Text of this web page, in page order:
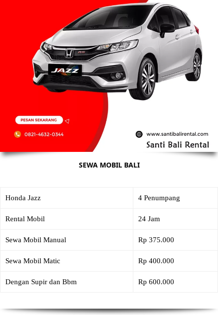
SEWA MOBIL BALI
Honda Jazz 4 Penumpang
Rental Mobil 24 Jam
Sewa Mobil Manual Rp 375.000
Sewa Mobil Matic Rp 400.000
Dengan Supir dan Bbm Rp 600.000